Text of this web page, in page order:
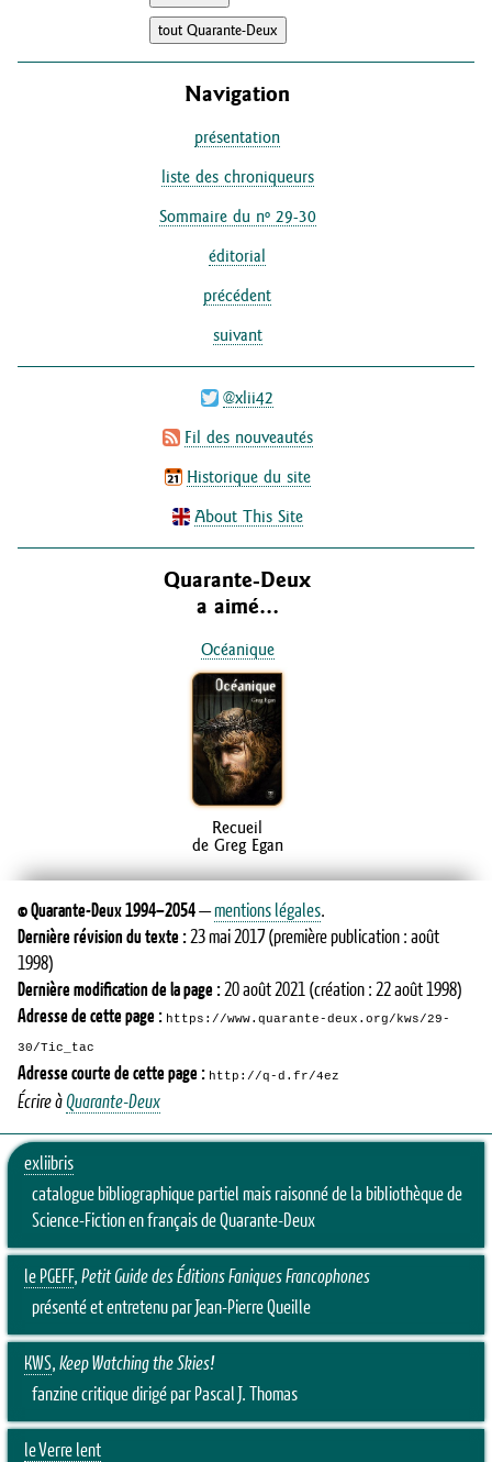
Navigation
présentation
liste des chroniqueurs
Sommaire du nº 29-30
éditorial
précédent
suivant
@xlii42
Fil des nouveautés
Historique du site
About This Site
Quarante-Deux
a aimé…
Océanique
Recueil
de Greg Egan
©Quarante-Deux1994–2054—mentions légales.
Dernière révision du texte :23 mai 2017 (première publication : août
1998)
Dernière modification de la page :20 août 2021 (création : 22 août 1998)
Adresse de cette page : https://www.quarante-deux.org/kws/29-
30/Tic_tac
Adresse courte de cette page : http://q-d.fr/4ez
Écrire à Quarante-Deux
exliibris
catalogue bibliographique partiel mais raisonné de la bibliothèque de
Science-Fiction en français de Quarante-Deux
le PGEFF, Petit Guide des Éditions Faniques Francophones
présenté et entretenu par Jean-Pierre Queille
KWS, Keep Watching the Skies!
fanzine critique dirigé par Pascal J. Thomas
le Verre lent